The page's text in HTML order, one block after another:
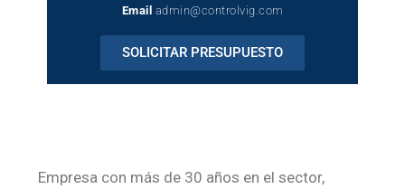
Email admin@controlvig.com
SOLICITAR PRESUPUESTO
Empresa con más de 30 años en el sector,